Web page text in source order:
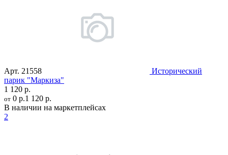
Арт. 21558
Исторический
парик "Маркиза"
1 120 р.
от 0 р.1 120 р.
В наличии на маркетплейсах
2